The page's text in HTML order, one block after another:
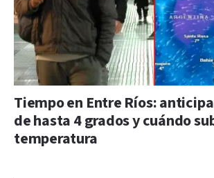
Tiempo en Entre Ríos:
de hasta 4 grados y cuándo
temperatura